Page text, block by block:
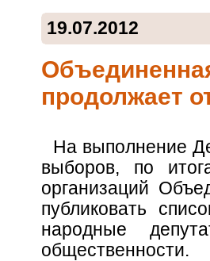
19.07.2012
продолжает
На выполнение
выборов, по
организаций
публиковать
народные